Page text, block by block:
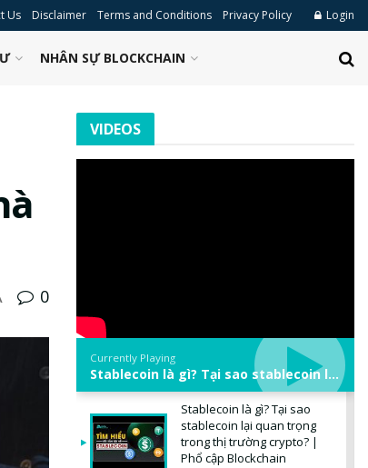
Us Disclaimer Terms and Conditions Privacy Policy Login
NHÂN SỰ BLOCKCHAIN
0
VIDEOS
Currently Playing
Stablecoin là gì? Tại sao stablecoin lại quan trọng trong thị trường crypto? | Phổ cập Blockchain
Stablecoin là gì? Tại sao
stablecoin lại quan trọng
trong thị trường crypto? |
Phổ cập Blockchain